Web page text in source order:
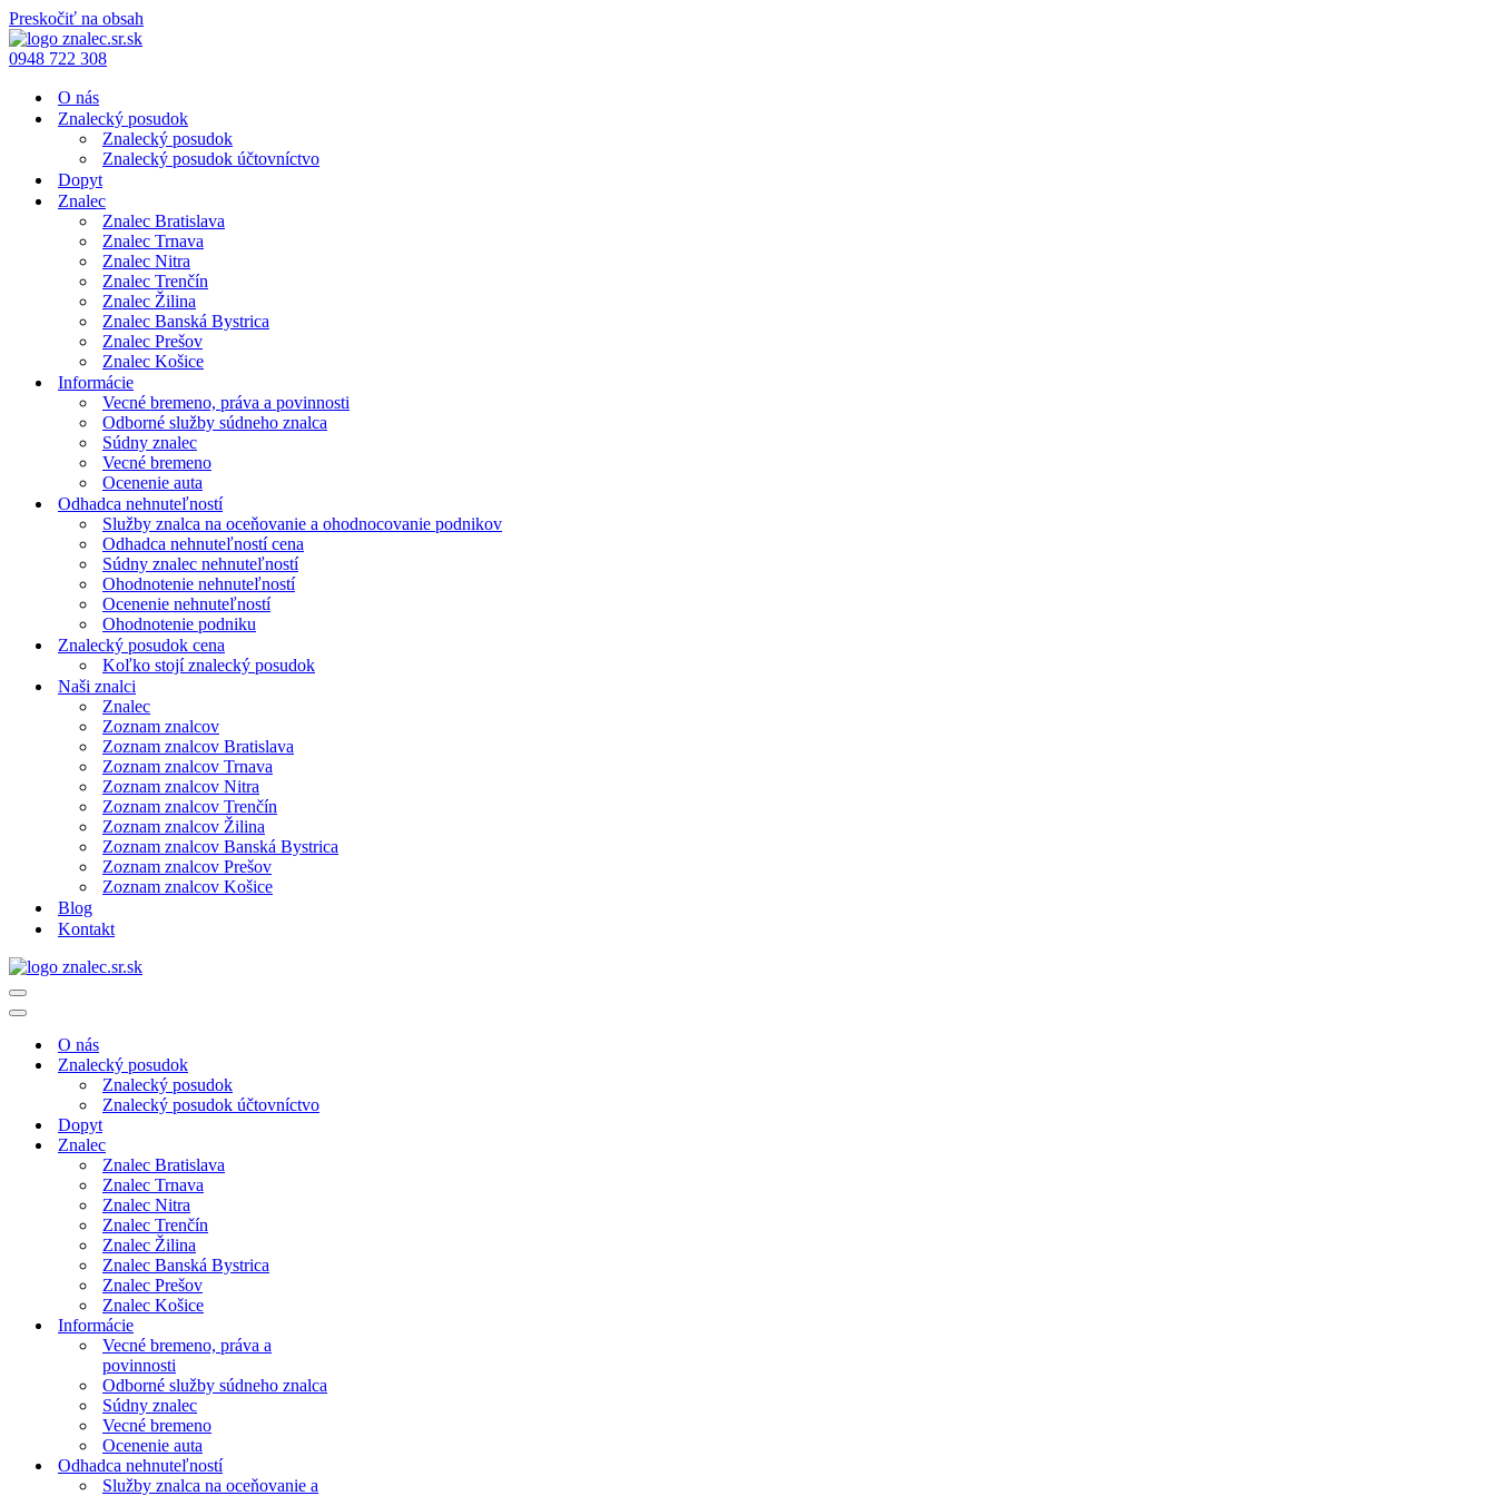
Preskočiť na obsah
0948 722 308
O nás
Znalecký posudok
Znalecký posudok
Znalecký posudok účtovníctvo
Dopyt
Znalec
Znalec Bratislava
Znalec Trnava
Znalec Nitra
Znalec Trenčín
Znalec Žilina
Znalec Banská Bystrica
Znalec Prešov
Znalec Košice
Informácie
Vecné bremeno, práva a povinnosti
Odborné služby súdneho znalca
Súdny znalec
Vecné bremeno
Ocenenie auta
Odhadca nehnuteľností
Služby znalca na oceňovanie a ohodnocovanie podnikov
Odhadca nehnuteľností cena
Súdny znalec nehnuteľností
Ohodnotenie nehnuteľností
Ocenenie nehnuteľností
Ohodnotenie podniku
Znalecký posudok cena
Koľko stojí znalecký posudok
Naši znalci
Znalec
Zoznam znalcov
Zoznam znalcov Bratislava
Zoznam znalcov Trnava
Zoznam znalcov Nitra
Zoznam znalcov Trenčín
Zoznam znalcov Žilina
Zoznam znalcov Banská Bystrica
Zoznam znalcov Prešov
Zoznam znalcov Košice
Blog
Kontakt
Menu
navigácie
Menu
navigácieO nás
Znalecký posudok
Znalecký posudok
Znalecký posudok účtovníctvo
Dopyt
Znalec
Znalec Bratislava
Znalec Trnava
Znalec Nitra
Znalec Trenčín
Znalec Žilina
Znalec Banská Bystrica
Znalec Prešov
Znalec Košice
Informácie
Vecné bremeno, práva a
povinnosti
Odborné služby súdneho znalca
Súdny znalec
Vecné bremeno
Ocenenie auta
Odhadca nehnuteľností
Služby znalca na oceňovanie a